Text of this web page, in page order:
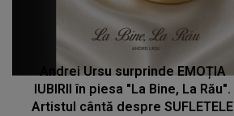
Andrei Ursu surprinde EMOȚIA
IUBIRII în piesa "La Bine, La Rău".
Artistul cântă despre SUFLETELE